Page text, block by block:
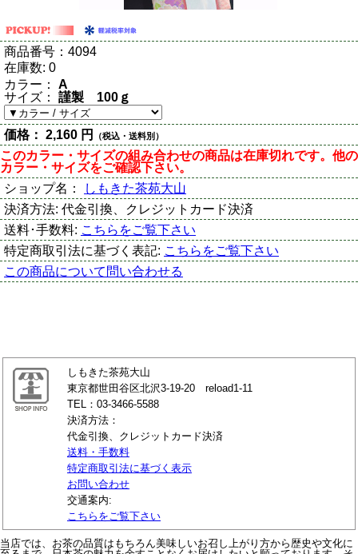
商品番号： 4094
在庫数: 0
カラー：
A
サイズ：
謹製 100ｇ
価格： 2,160 円 （税込・送料別）
このカラー・サイズの組み合わせの商品は在庫切れです。他の
カラー・サイズをご確認下さい。
ショップ名：
しもきた茶苑大山
決済方法: 代金引換、クレジットカード決済
送料･手数料: こちらをご覧下さい
特定商取引法に基づく表記: こちらをご覧下さい
この商品について問い合わせる
しもきた茶苑大山
東京都世田谷区北沢3-19-20 reload1-11
TEL：03-3466-5588
決済方法：
代金引換、クレジットカード決済
送料・手数料
特定商取引法に基づく表示
お問い合わせ
交通案内:
こちらをご覧下さい
当店では、お茶の品質はもちろん美味しいお召し上がり方から歴史や文化に